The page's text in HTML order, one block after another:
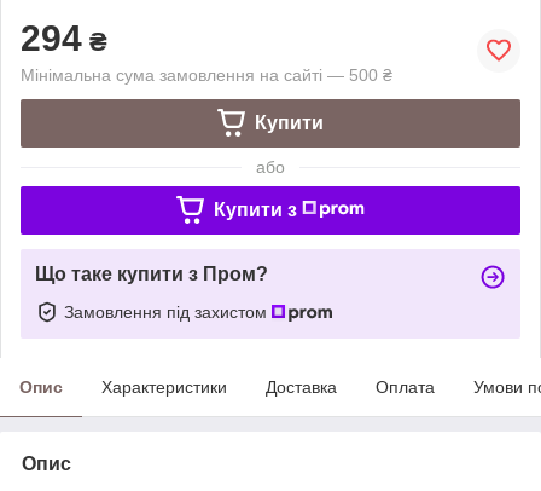
294 ₴
Мінімальна сума замовлення на сайті — 500 ₴
Купити
або
Купити з
Що таке купити з Пром?
Замовлення під захистом
Опис Характеристики Доставка Оплата Умови
Опис